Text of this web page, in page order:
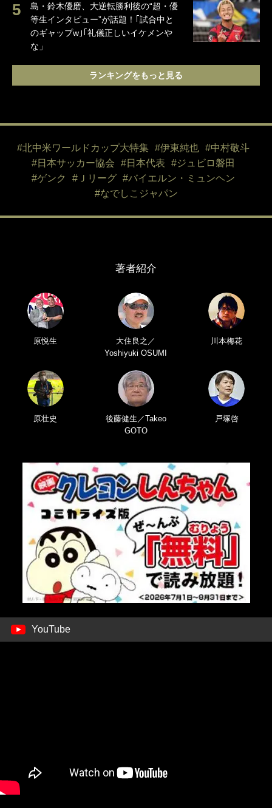
島・鈴木優磨、大逆転勝利後の“超・優
等生インタビュー”が話題！｢試合中と
のギャップw｣｢礼儀正しいイケメンや
な」
ランキングをもっと見る
#北中米ワールドカップ大特集 #伊東純也
#中村敬斗
#日本サッカー協会
#日本代表
#ジュビロ磐田
#ゲンク
#Ｊリーグ
#バイエルン・ミュンヘン
#なでしこジャパン
著者紹介
原悦生
大住良之／
Yoshiyuki OSUMI
川本梅花
原壮史
後藤健生／Takeo
GOTO
戸塚啓
YouTube